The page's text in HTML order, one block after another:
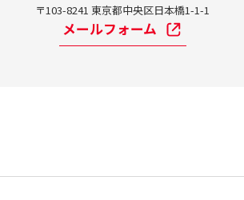
〒103-8241 東京都中央区日本橋1-1-1
メールフォーム